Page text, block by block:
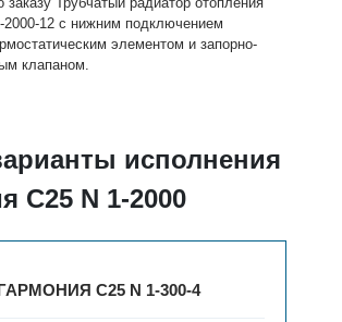
2000-12 с нижним подключением
элементом и запорно-
клапаном.
исполнения
С25 N 1-2000
С25 N 1-300-4